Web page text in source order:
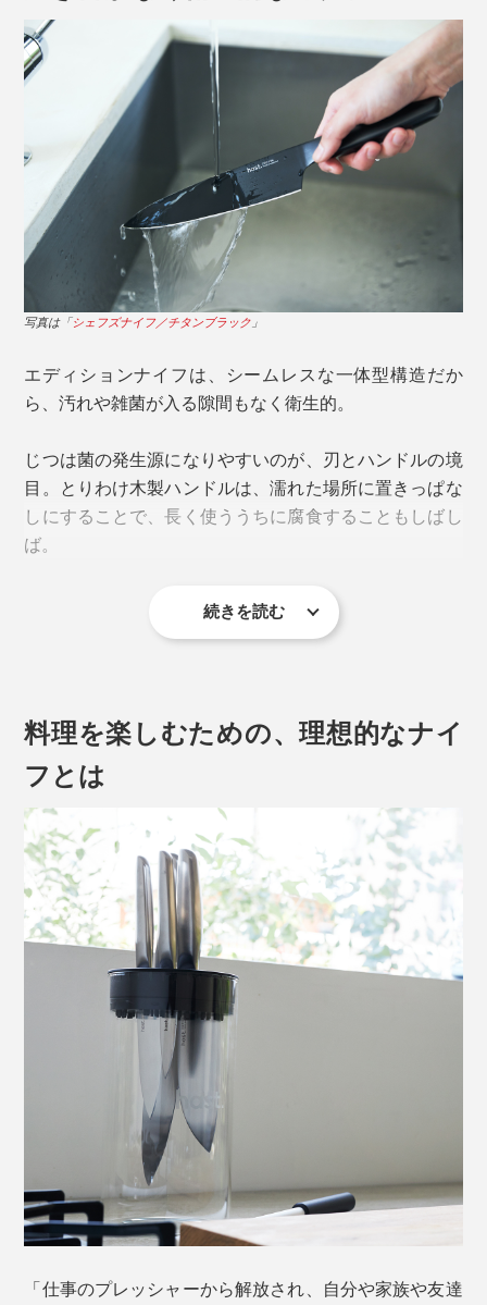
シェフズナイフについて詳しく見る >>
2. サントクナイフ
まっすぐ、刃先は緩やかにカーブした形状。「押し切
り」が得意なため、硬い根菜類のカットや野菜の千切り
サントクナイフ／チタンブラック
シェフズナイフよりも刃渡りが4cm短く、身幅が広いの
で、切った食材をナイフの腹ですくいあげやすく、初心
者でも扱いやすいサイズ感です。
やや幅広で長めに設計したハンドルは、握りやすく、手
の中で滑りにくい形状に。指を添えやすい、流れるよう
なカーブも特徴です。
シェフズナイフ／チタンブラック 」
ました。
実際の重量よりも、持った時に軽く感じさせてくれるの
調理中の濡れた手でも扱いやすい、ストレスフリーなフ
写真は「シェフズナイフ／チタンブラック 」
エディションナイフは、シームレスな一体型構造だか
ら、汚れや雑菌が入る隙間もなく衛生的。
じつは菌の発生源になりやすいのが、刃とハンドルの境
目。とりわけ木製ハンドルは、濡れた場所に置きっぱな
しにすることで、長く使ううちに腐食することもしばし
ば。
継ぎ目や溝のない本品は、刃を洗浄した流れでそのまま
柄尻までスポンジを滑らせることができるので、くまな
く洗えて清潔を保ちやすいのです。
続きを読む
料理を楽しむための、理想的なナイ
フとは
「仕事のプレッシャーから解放され、自分や家族や友達